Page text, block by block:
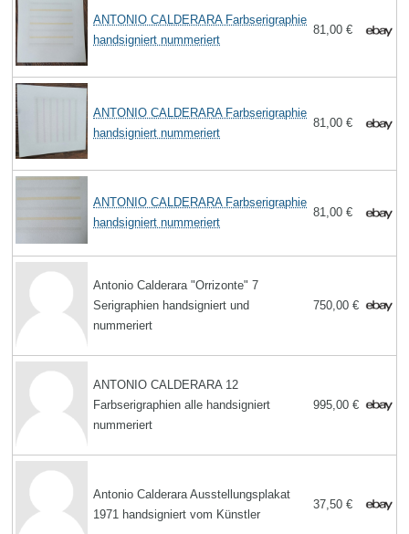
ANTONIO CALDERARA Farbserigraphie
handsigniert nummeriert
81,00 €
ANTONIO CALDERARA Farbserigraphie
handsigniert nummeriert
81,00 €
ANTONIO CALDERARA Farbserigraphie
handsigniert nummeriert
81,00 €
Antonio Calderara "Orrizonte" 7
Serigraphien handsigniert und
nummeriert
750,00 €
ANTONIO CALDERARA 12
Farbserigraphien alle handsigniert
nummeriert
995,00 €
Antonio Calderara Ausstellungsplakat
1971 handsigniert vom Künstler
37,50 €